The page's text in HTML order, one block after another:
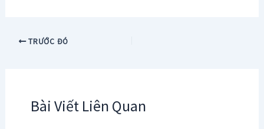
TRƯỚC ĐÓ
Bài Viết Liên Quan